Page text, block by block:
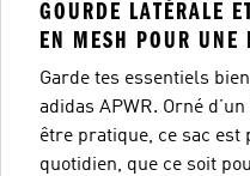
GOURDE LATÉRALE
EN MESH POUR UNE
Garde tes essentiels
adidas APWR. Orné
être pratique, ce sac est
quotidien, que ce soit